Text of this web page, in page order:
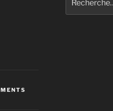
pour
: